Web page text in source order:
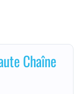
Chaîne